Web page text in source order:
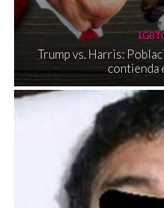
Trump vs. Harris:
contienda